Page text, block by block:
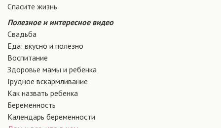
Спасите жизнь
Полезное и интересное видео
Свадьба
Еда: вкусно и полезно
Воспитание
Здоровье мамы и ребенка
Грудное вскармливание
Как назвать ребенка
Беременность
Календарь беременности